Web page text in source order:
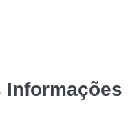
Informações